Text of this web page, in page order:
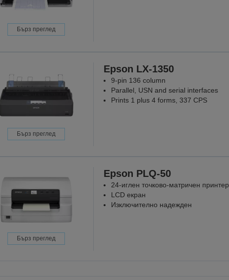
Бърз преглед
Бърз преглед
Epson LX-1350
9-pin 136 column
Parallel, USN and serial interfaces
Prints 1 plus 4 forms, 337 CPS
Бърз преглед
Epson PLQ-50
24-иглен точково-матричен принтер
LCD екран
Изключително надежден